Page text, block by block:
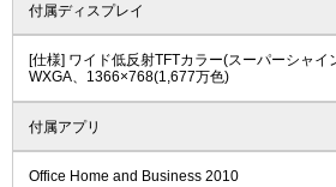
付属ディスプレイ
[仕様] ワイド低反射TFTカラー(スーパーシャイ
WXGA、1366×768(1,677万色)
付属アプリ
Office Home and Business 2010